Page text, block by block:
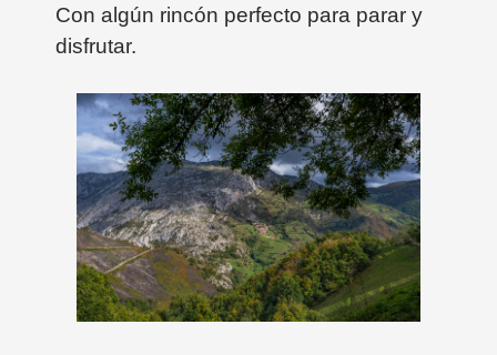
Con algún rincón perfecto para parar y
disfrutar.